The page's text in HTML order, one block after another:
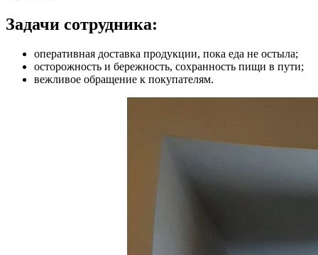
Задачи сотрудника:
оперативная доставка продукции, пока еда не остыла;
осторожность и бережность, сохранность пищи в пути;
вежливое обращение к покупателям.